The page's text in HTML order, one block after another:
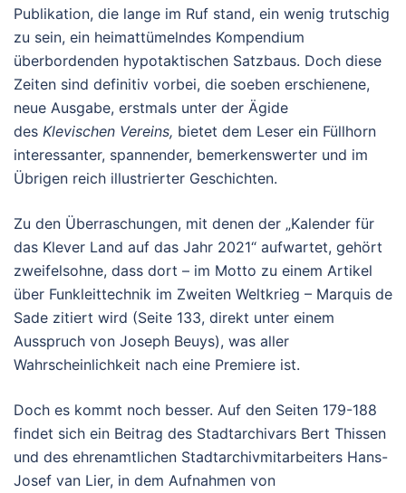
Publikation, die lange im Ruf stand, ein wenig trutschig
zu sein, ein heimattümelndes Kompendium
überbordenden hypotaktischen Satzbaus. Doch diese
Zeiten sind definitiv vorbei, die soeben erschienene,
neue Ausgabe, erstmals unter der Ägide
des Klevischen Vereins, bietet dem Leser ein Füllhorn
interessanter, spannender, bemerkenswerter und im
Übrigen reich illustrierter Geschichten.
Zu den Überraschungen, mit denen der „Kalender für
das Klever Land auf das Jahr 2021“ aufwartet, gehört
zweifelsohne, dass dort – im Motto zu einem Artikel
über Funkleittechnik im Zweiten Weltkrieg – Marquis de
Sade zitiert wird (Seite 133, direkt unter einem
Ausspruch von Joseph Beuys), was aller
Wahrscheinlichkeit nach eine Premiere ist.
Doch es kommt noch besser. Auf den Seiten 179-188
findet sich ein Beitrag des Stadtarchivars Bert Thissen
und des ehrenamtlichen Stadtarchivmitarbeiters Hans-
Josef van Lier, in dem Aufnahmen von